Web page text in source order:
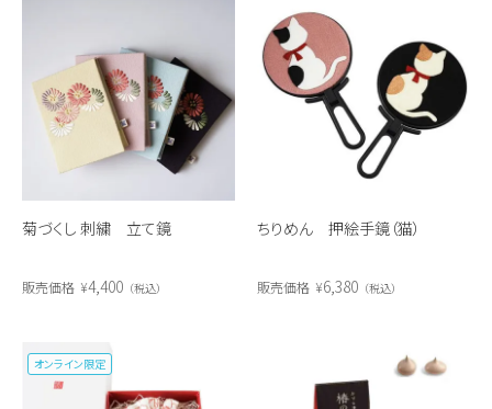
菊づくし 刺繍 立て鏡
販売価格 ¥4,400 税込
ちりめん 押絵手鏡（猫）
販売価格 ¥6,380 税込
オンライン限定